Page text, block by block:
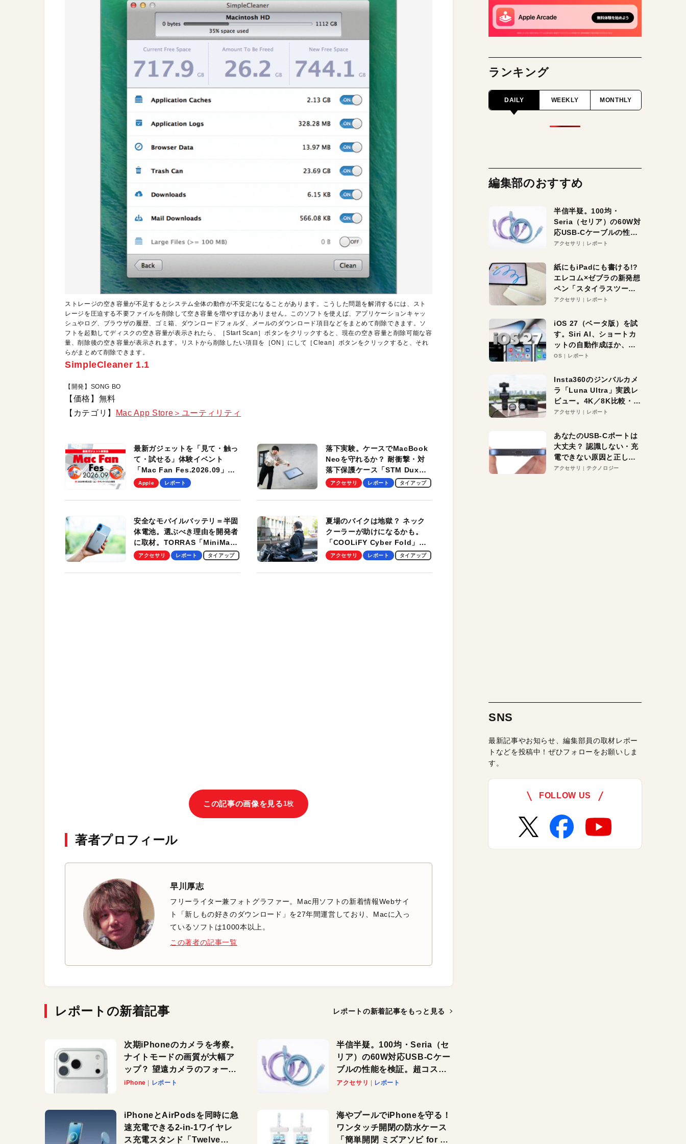
ストレージの空き容量が不足するとシステム全体の動作が不安定になることがあります。こうした問題を解消するには、スト
レージを圧迫する不要ファイルを削除して空き容量を増やすほかありません。このソフトを使えば、アプリケーションキャッ
シュやログ、ブラウザの履歴、ゴミ箱、ダウンロードフォルダ、メールのダウンロード項目などをまとめて削除できます。ソ
フトを起動してディスクの空き容量が表示されたら、［Start Scan］ボタンをクリックすると、現在の空き容量と削除可能な容
量、削除後の空き容量が表示されます。リストから削除したい項目を［ON］にして［Clean］ボタンをクリックすると、それ
らがまとめて削除できます。
SimpleCleaner 1.1
【開発】SONG BO
【価格】無料
【カテゴリ】
Mac App Store＞ユーティリティ
最新ガジェットを「見て・触っ
て・試せる」体験イベント
「Mac Fan Fes.2026.09」
を、9月26日（土）に開催しま
Apple レポート
落下実験。ケースでMacBook
Neoを守れるか？ 耐衝撃・対
落下保護ケース「STM Dux
Ultra」を検証。学生、ビジネ
適！
アクセサリ レポート タイアップ
安全なモバイルバッテリ＝半固
体電池。選ぶべき理由を開発者
に取材。TORRAS「MiniMag
Pro」の実機レビューも
アクセサリ レポート タイアップ
夏場のバイクは地獄？ ネック
クーラーが助けになるかも。
「COOLiFY Cyber Fold」レ
ビュー。冷却の速さ、密着する
性がグッド！
アクセサリ レポート タイアップ
この記事の画像を見る1枚
著者プロフィール
早川厚志
フリーライター兼フォトグラファー。Mac用ソフトの新着情報Webサイ
ト「新しもの好きのダウンロード」を27年間運営しており、Macに入っ
ているソフトは1000本以上。
この著者の記事一覧
レポートの新着記事 レポートの新着記事をもっと見る
次期iPhoneのカメラを考察。
ナイトモードの画質が大幅ア
ップ？ 望遠カメラのフォーカ
スがさらにシャープに？
iPhone レポート
半信半疑。100均・Seria（セ
リア）の60W対応USB-Cケー
ブルの性能を検証。超コスパ
の1本を発見か？
アクセサリ レポート
iPhoneとAirPodsを同時に急
速充電できる2-in-1ワイヤレ
ス充電スタンド「Twelve
海やプールでiPhoneを守る！
ワンタッチ開閉の防水ケース
「簡単開閉 ミズアソビ for ス
ランキング
DAILY WEEKLY MONTHLY
編集部のおすすめ
半信半疑。100均・
Seria（セリア）の60W対
応USB-Cケーブルの性能
を検証。超コスパの1本を
アクセサリ レポート
紙にもiPadにも書ける!?
エレコム×ゼブラの新発想
ペン「スタイラスツーウ
ェイ」レビュー。持ち替
アクセサリ レポート
iOS 27（ベータ版）を試
す。Siri AI、ショートカ
ットの自動作成ほか、期
待大の便利機能5選。
る未来はすぐそこ！
OS レポート
Insta360のジンバルカメ
ラ「Luna Ultra」実践レ
ビュー。4K／8K比較・ズ
ーム・夜間撮影をチェッ
アクセサリ レポート
あなたのUSB-Cポートは
大丈夫？ 認識しない・充
電できない原因と正しい
対策
アクセサリ テクノロジー
SNS
最新記事やお知らせ、編集部員の取材レポー
トなどを投稿中！ぜひフォローをお願いしま
す。
FOLLOW US